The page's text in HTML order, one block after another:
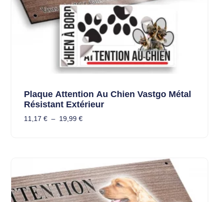
Plaque Attention Au Chien Vastgo Métal
Résistant Extérieur
11,17 € – 19,99 €